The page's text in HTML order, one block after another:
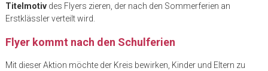
Titelmotivdes Flyers zieren, der nach den Sommerferien an
Erstklässler verteilt wird.
Flyer kommt nach den Schulferien
Mit dieser Aktion möchte der Kreis bewirken, Kinder und Eltern zu